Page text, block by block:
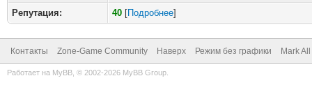
Репутация: 40 [Подробнее]
Контакты Zone-Game Community Наверх Режим без графики Mark
Работает на MyBB , © 2002-2026 MyBB Group